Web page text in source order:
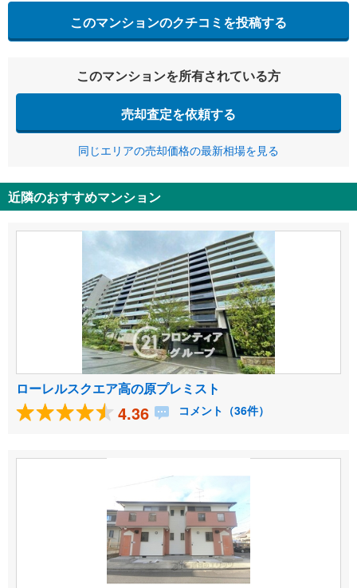
このマンションのクチコミを投稿する
このマンションを所有されている方
売却査定を依頼する
同じエリアの売却価格の最新相場を見る
近隣のおすすめマンション
ローレルスクエア高の原プレミスト
4.36 コメント（36件）